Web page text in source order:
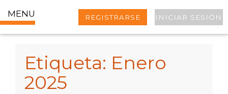
MENU REGISTRARSE INICIAR SESIÓN
Etiqueta: Enero
2025